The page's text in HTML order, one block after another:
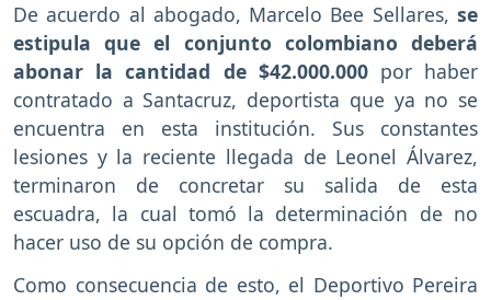
De acuerdo al abogado, Marcelo Bee Sellares, se
estipula que el conjunto colombiano deberá
abonar la cantidad de $42.000.000por haber
contratado a Santacruz, deportista que ya no se
encuentra en esta institución. Sus constantes
lesiones y la reciente llegada de Leonel Álvarez,
terminaron de concretar su salida de esta
escuadra, la cual tomó la determinación de no
hacer uso de su opción de compra.
Como consecuencia de esto, el Deportivo Pereira